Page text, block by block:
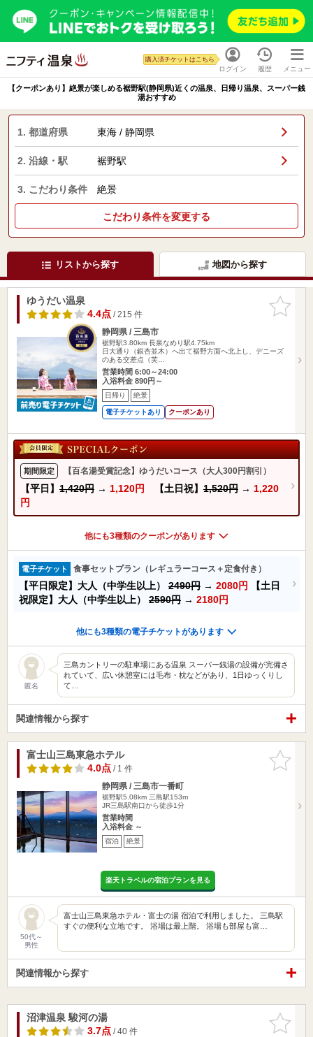
ログイン
購入済チケットはこちら
履歴 メニュー
【クーポンあり】絶景が楽しめる裾野駅(静岡県)近くの温泉、日帰り温泉、スーパー銭
湯おすすめ
1. 都道府県 東海 / 静岡県
2. 沿線・駅 裾野駅
3. こだわり条件 絶景
こだわり条件を変更する
リストから探す 地図から探す
お気に入
りに追加
ゆうだい温泉
4.4点/ 215 件
静岡県 / 三島市
裾野駅3.80km 長泉なめり駅4.75km
日大通り（銀杏並木）へ出て裾野方面へ北上し、デニーズ
のある交差点（芙…
営業時間 6:00～24:00
入浴料金 890円～
日帰り 絶景
電子チケットあり クーポンあり
期間限定 【百名湯受賞記念】ゆうだいコース（大人300円割引）
【平日】 1,420円 → 1,120円 【土日祝】 1,520円 → 1,220
円
他にも3種類のクーポンがあります
電子チケット 食事セットプラン（レギュラーコース＋定食付き）
【平日限定】大人（中学生以上） 2490円 → 2080円
【土日
祝限定】大人（中学生以上） 2590円 → 2180円
他にも3種類の電子チケットがあります
匿名
三島カントリーの駐車場にある温泉 スーパー銭湯の設備が完備さ
れていて、広い休憩室には毛布・枕などがあり、1日ゆっくりし
て…
関連情報から探す
お気に入
りに追加
富士山三島東急ホテル
4.0点/ 1 件
静岡県 / 三島市一番町
裾野駅5.08km 三島駅153m
JR三島駅南口から徒歩1分
営業時間
入浴料金 ～
宿泊 絶景
楽天トラベルの宿泊プランを見る
50代～
男性
富士山三島東急ホテル・富士の湯 宿泊で利用しました。 三島駅
すぐの便利な立地です。 浴場は最上階。 浴場も部屋も富…
関連情報から探す
お気に入
りに追加
沼津温泉 駿河の湯
3.7点/ 40 件